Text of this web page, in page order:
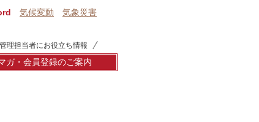
気候変動 気象災害
理担当者にお役立ち情報
ガ・会員登録のご案内